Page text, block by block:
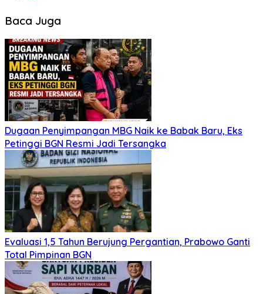
Baca Juga
Dugaan Penyimpangan MBG Naik ke Babak Baru, Eks
Petinggi BGN Resmi Jadi Tersangka
Evaluasi 1,5 Tahun Berujung Pergantian, Prabowo Ganti
Total Pimpinan BGN